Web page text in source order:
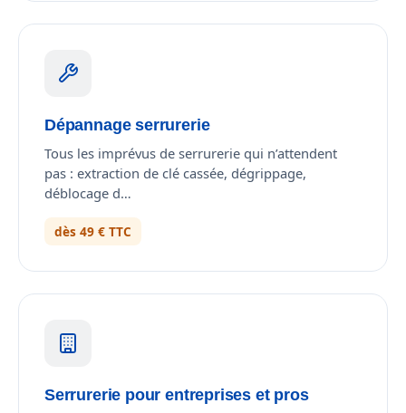
Dépannage serrurerie
Tous les imprévus de serrurerie qui n’attendent
pas : extraction de clé cassée, dégrippage,
déblocage d…
dès 49 € TTC
Serrurerie pour entreprises et pros